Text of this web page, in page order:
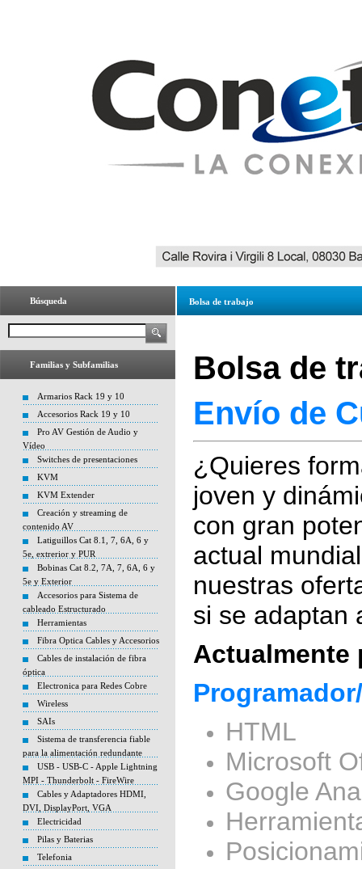
Búsqueda
Familias y Subfamilias
Armarios Rack 19 y 10
Accesorios Rack 19 y 10
Pro AV Gestión de Audio y
Vídeo
Switches de presentaciones
KVM
KVM Extender
Creación y streaming de
contenido AV
Latiguillos Cat 8.1, 7, 6A, 6 y
5e, extrerior y PUR
Bobinas Cat 8.2, 7A, 7, 6A, 6 y
5e y Exterior
Accesorios para Sistema de
cableado Estructurado
Herramientas
Fibra Optica Cables y Accesorios
Cables de instalación de fibra
óptica
Electronica para Redes Cobre
Wireless
SAIs
Sistema de transferencia fiable
para la alimentación redundante
USB - USB-C - Apple Lightning
MPI - Thunderbolt - FireWire
Cables y Adaptadores HDMI,
DVI, DisplayPort, VGA
Electricidad
Pilas y Baterias
Telefonia
Bolsa de trabajo
Bolsa de
Envío de
¿Quieres
joven y
con gran
actual
nuestras
si se adaptan
Actualmente
HTML
Microsoft
Google